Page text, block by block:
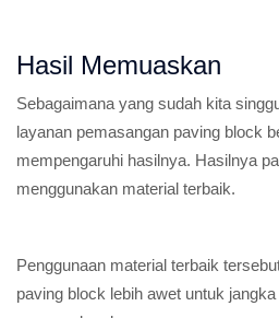
Hasil Memuaskan
Sebagaimana yang sudah kita
layanan pemasangan paving block
mempengaruhi hasilnya. Hasilnya
menggunakan material terbaik.
Penggunaan material terbaik
paving block lebih awet untuk